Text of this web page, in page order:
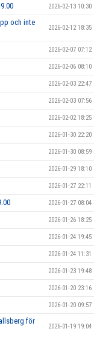
2026-02-13 10:30
och inte
2026-02-12 18:35
2026-02-07 07:12
2026-02-06 08:10
2026-02-03 22:47
2026-02-03 07:56
2026-02-02 18:25
2026-01-30 22:20
2026-01-30 08:59
2026-01-29 18:10
2026-01-27 22:11
2026-01-27 08:04
2026-01-26 18:25
2026-01-24 19:45
2026-01-24 11:31
2026-01-23 19:48
2026-01-20 23:16
2026-01-20 09:57
för
2026-01-19 19:04